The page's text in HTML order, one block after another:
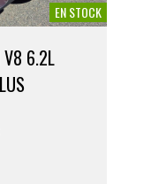
EN STOCK
V8 6.2L